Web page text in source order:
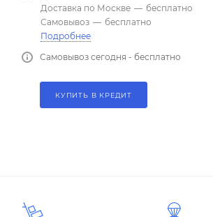
Доставка по Москве — бесплатно
Самовывоз — бесплатно
Подробнее
Самовывоз сегодня - бесплатно
КУПИТЬ В КРЕДИТ